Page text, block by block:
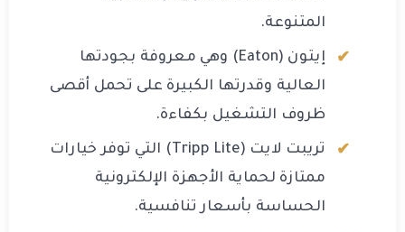
المتنوعة.
إيتون (Eaton) وهي معروفة بجودتها
العالية وقدرتها الكبيرة على تحمل أقصى
ظروف التشغيل بكفاءة.
تريبت لايت (Tripp Lite) التي توفر خيارات
ممتازة لحماية الأجهزة الإلكترونية
الحساسة بأسعار تنافسية.